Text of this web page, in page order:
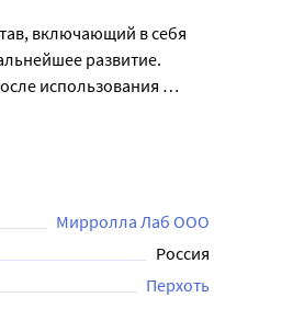
включающий в себя
развитие.
использования
Мирролла Лаб ООО
Россия
Перхоть